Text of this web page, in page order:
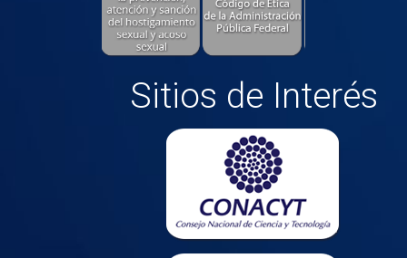
Sitios de Interés